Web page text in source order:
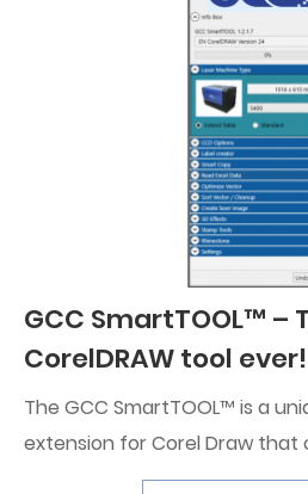
GCC SmartTOOL™ –
CorelDRAW tool ever!
The GCC SmartTOOL™ is a
extension for Corel Draw that
your process times.